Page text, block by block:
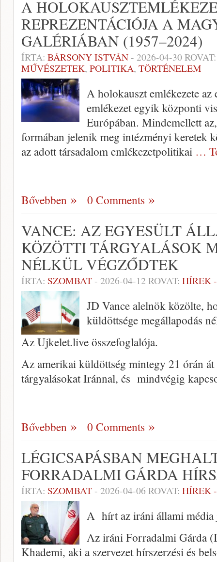
A
REPREZENTÁCIÓJA A
GALÉRIÁBAN (1957–2024)
ÍRTA: BÁRSONY ISTVÁN- 2026-04-30
MŰVÉSZETEK, POLITIKA, TÖRTÉNELEM
A holokauszt emlékezete
emlékezet egyik központi
Európában. Mindemellett
formában jelenik meg intézményi keretek
az adott társadalom emlékezetpolitikai …
Bővebben 0 Comments
VANCE: AZ EGYESÜLT
KÖZÖTTI TÁRGYALÁSOK
NÉLKÜL VÉGZŐDTEK
ÍRTA: SZOMBAT- 2026-04-12 ROVAT: HÍREK
JD Vance alelnök közölte,
küldöttsége megállapodás
Az Ujkelet.live összefoglalója.
Az amerikai küldöttség mintegy 21 órán
tárgyalásokat Iránnal, és mindvégig
Bővebben 0 Comments
LÉGICSAPÁSBAN
FORRADALMI GÁRDA
ÍRTA: SZOMBAT- 2026-04-06 ROVAT: HÍREK
A hírt az iráni állami média
Az iráni Forradalmi Gárda
Khademi, aki a szervezet hírszerzési és